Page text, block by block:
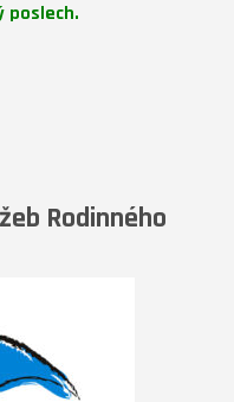
poslech.
Rodinného